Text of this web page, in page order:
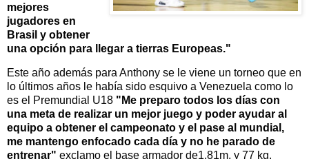
mejores
jugadores en
Brasil y obtener
una opción para llegar a tierras Europeas."
Este año además para Anthony se le viene un torneo que en
lo últimos años le había sido esquivo a Venezuela como lo
es el Premundial U18 " Me preparo todos los días con
una meta de realizar un mejor juego y poder ayudar al
equipo a obtener el campeonato y el pase al mundial,
me mantengo enfocado cada día y no he parado de
entrenar" exclamo el base armador de1.81m. y 77 kg.